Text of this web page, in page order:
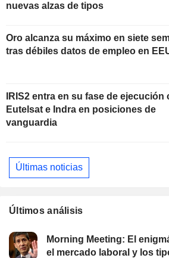
nuevas alzas de tipos
Oro alcanza su máximo en siete
tras débiles datos de empleo en
IRIS2 entra en su fase de ejecución
Eutelsat e Indra en posiciones de
vanguardia
Últimas noticias
Últimos análisis
Morning Meeting: El
el mercado laboral y los